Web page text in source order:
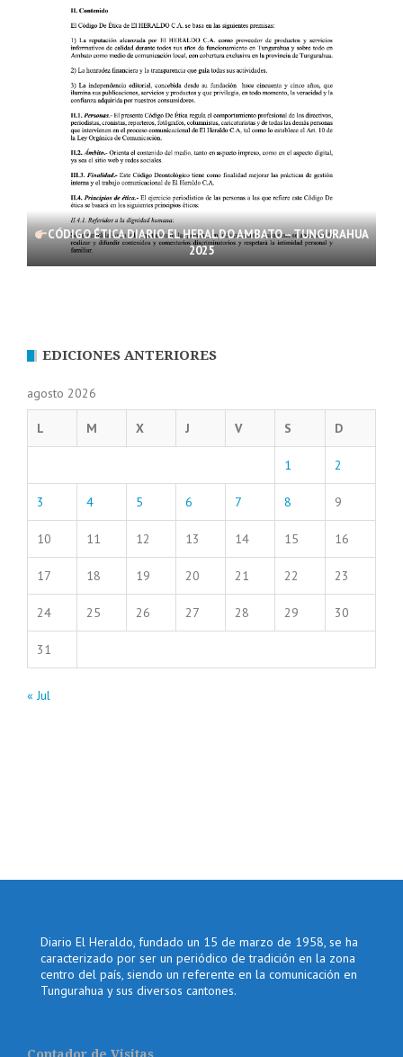
CÓDIGO ÉTICA DIARIO EL HERALDO AMBATO – TUNGURAHUA
2025
EDICIONES ANTERIORES
agosto 2026
L M X J V S D
1 2
3 4 5 6 7 8 9
10 11 12 13 14 15 16
17 18 19 20 21 22 23
24 25 26 27 28 29 30
31
« Jul
Diario El Heraldo, fundado un 15 de marzo de 1958, se ha
caracterizado por ser un periódico de tradición en la zona
centro del país, siendo un referente en la comunicación en
Tungurahua y sus diversos cantones.